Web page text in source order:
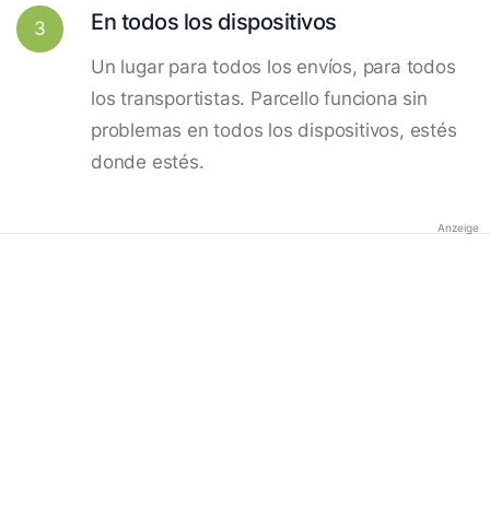
3 En todos los dispositivos
Un lugar para todos los envíos, para todos
los transportistas. Parcello funciona sin
problemas en todos los dispositivos, estés
donde estés.
Anzeige